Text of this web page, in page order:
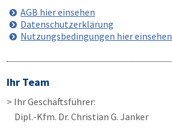
AGB hier einsehen
Datenschutzerklärung
Nutzungsbedingungen hier einsehen
Ihr Team
> Ihr Geschäftsführer:
Dipl.-Kfm. Dr. Christian G. Janker